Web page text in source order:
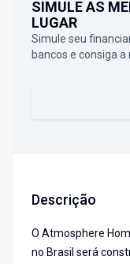
SIMULE AS
LUGAR
Simule seu
bancos e consiga
Descrição
O Atmosphere
no Brasil será